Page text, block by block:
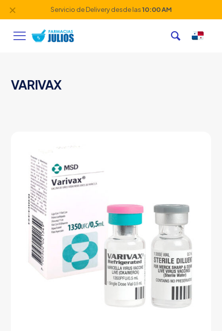
Servicio de Delivery desde las10:00 AM
✕
VARIVAX